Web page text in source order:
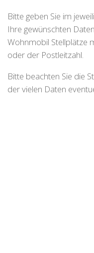
Bitte geben Sie im
Ihre gewünschten
Wohnmobil Stellplätze
oder der Postleitzahl.
Bitte beachten Sie die
der vielen Daten